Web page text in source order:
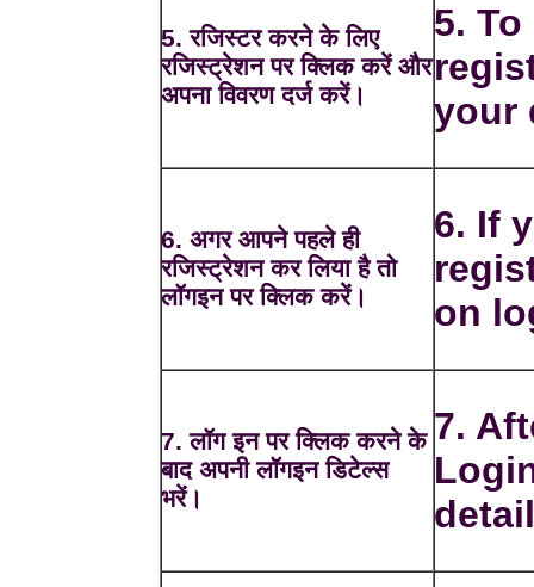
5. रजिस्टर करने के लिए
रजिस्ट्रेशन पर क्लिक करें और
अपना विवरण दर्ज करें।
5.
your
6. अगर आपने पहले ही
रजिस्ट्रेशन कर लिया है तो
लॉगइन पर क्लिक करें।
6. If
on
7. लॉग इन पर क्लिक करने के
बाद अपनी लॉगइन डिटेल्स
भरें।
7.